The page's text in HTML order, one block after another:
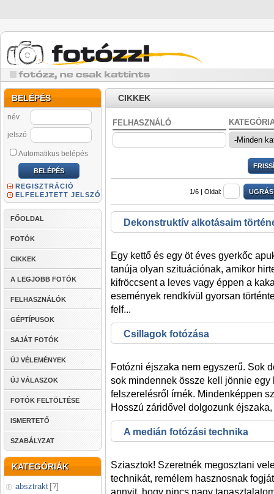
BELÉPÉS
név
jelszó
Automatikus belépés
REGISZTRÁCIÓ
ELFELEJTETT JELSZÓ
FŐOLDAL
FOTÓK
CIKKEK
A LEGJOBB FOTÓK
FELHASZNÁLÓK
GÉPTÍPUSOK
SAJÁT FOTÓK
ÚJ VÉLEMÉNYEK
ÚJ VÁLASZOK
FOTÓK FELTÖLTÉSE
ISMERTETŐ
SZABÁLYZAT
KATEGÓRIÁK
absztrakt [?]
CIKKEK
FELHASZNÁLÓ
1/6 | Oldal:
Dekonstruktív alkotásaim
Egy kettő és egy öt éves gyerkőc
tanúja olyan szituációnak, amikor
kifröccsent a leves vagy éppen a
események rendkívül gyorsan
felf...
Csillagok fotózása
Fotózni éjszaka nem egyszerű. Sok
sok mindennek össze kell jönnie
felszerelésről írnék. Mindenképpen
Hosszú záridővel dolgozunk
A medián fotózási technika
Sziasztok! Szeretnék megosztani
technikát, remélem hasznosnak
annyit, hogy nincs nagy